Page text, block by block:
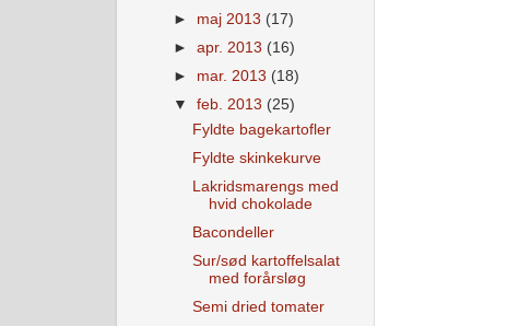
► maj 2013 (17)
►apr. 2013 (16)
► mar. 2013 (18)
▼feb. 2013 (25)
Fyldte bagekartofler
Fyldte skinkekurve
Lakridsmarengs med
hvid chokolade
Bacondeller
Sur/sød kartoffelsalat
med forårsløg
Semi dried tomater